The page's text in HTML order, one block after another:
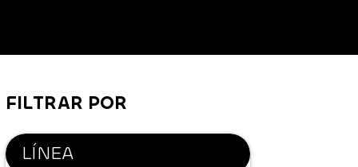
FILTRAR POR
LÍNEA